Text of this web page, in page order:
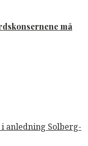
må
anledning Solberg-